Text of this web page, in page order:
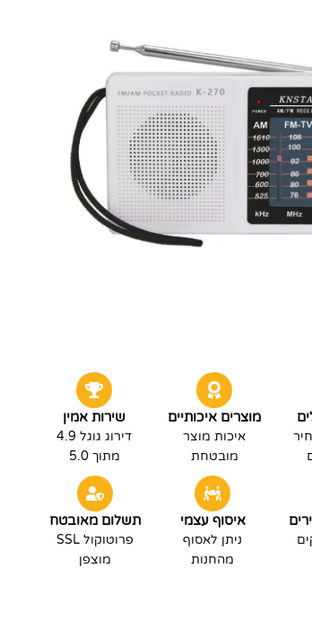
מוצרים איכותיים
איכות מוצר
מובטחת
שירות אמין
דירוג גוגל 4.9
מתוך 5.0
איסוף עצמי
ניתן לאסוף
מהחנות
תשלום מאובטח
פרוטוקול SSL
מוצפן